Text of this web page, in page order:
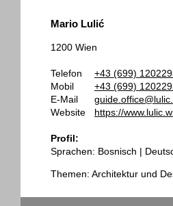
Guides
Mario Lulić
1200 Wien
Telefon
+43 (699)
Mobil
+43 (699)
E-Mail
Website
https://
Profil:
Sprachen: Bosnisch |
Themen: Architektur und